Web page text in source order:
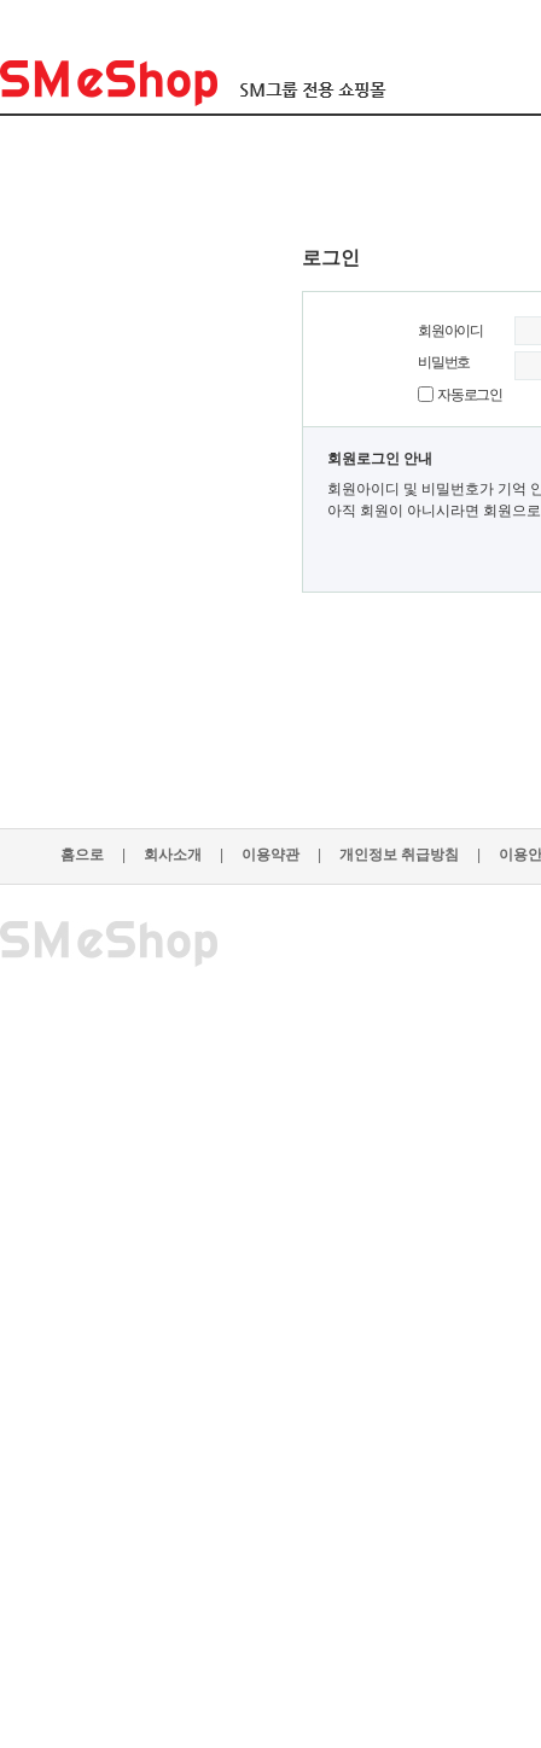
로그인
회원아이디
비밀번호
자동로그인
회원로그인 안내
회원아이디 및 비밀번호가 기억
아직 회원이 아니시라면 회원으
홈으로 회사소개 이용약관 개인정보 취급방침 이용